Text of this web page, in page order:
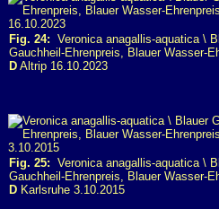
Fig. 24: Veronica anagallis-aquatica \
Gauchheil-Ehrenpreis, Blauer Wasser-
D Altrip 16.10.2023
Fig. 25: Veronica anagallis-aquatica \
Gauchheil-Ehrenpreis, Blauer Wasser-
D Karlsruhe 3.10.2015